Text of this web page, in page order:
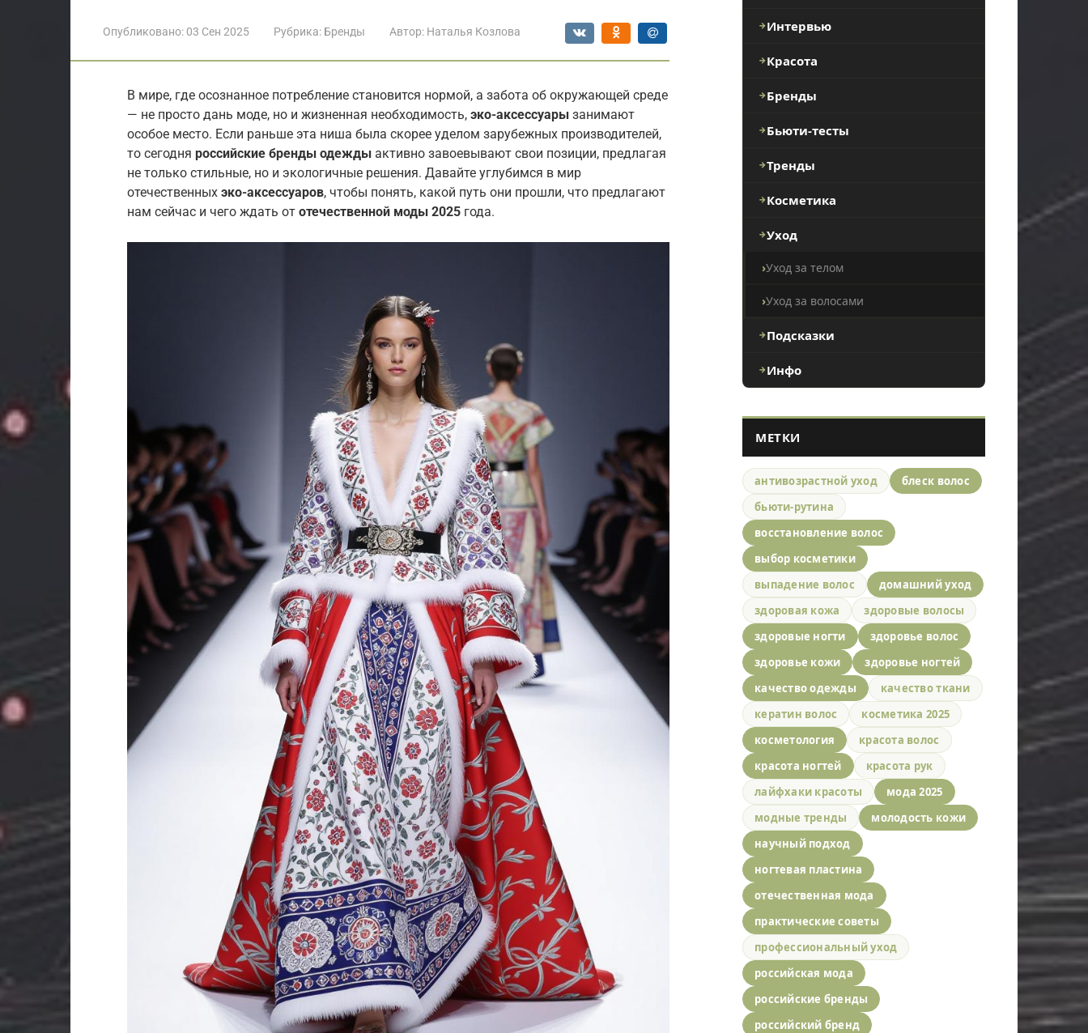
Опубликовано: 03 Сен 2025 Рубрика: Бренды Автор: Наталья Козлова
В мире, где осознанное потребление становится нормой, а забота об окружающей среде
— не просто дань моде, но и жизненная необходимость, эко-аксессуары занимают
особое место. Если раньше эта ниша была скорее уделом зарубежных производителей,
то сегодня российские бренды одежды активно завоевывают свои позиции, предлагая
не только стильные, но и экологичные решения. Давайте углубимся в мир
отечественных эко-аксессуаров, чтобы понять, какой путь они прошли, что предлагают
нам сейчас и чего ждать от отечественной моды 2025 года.
Интервью
Красота
Бренды
Бьюти-тесты
Тренды
Косметика
Уход
Уход за телом
Уход за волосами
Подсказки
Инфо
МЕТКИ
антивозрастной уход
блеск волос
бьюти-рутина
восстановление волос
выбор косметики
выпадение волос
домашний уход
здоровая кожа
здоровые волосы
здоровые ногти
здоровье волос
здоровье кожи
здоровье ногтей
качество одежды
качество ткани
кератин волос
косметика 2025
косметология
красота волос
красота ногтей
красота рук
лайфхаки красоты
мода 2025
модные тренды
молодость кожи
научный подход
ногтевая пластина
отечественная мода
практические советы
профессиональный уход
российская мода
российские бренды
российский бренд